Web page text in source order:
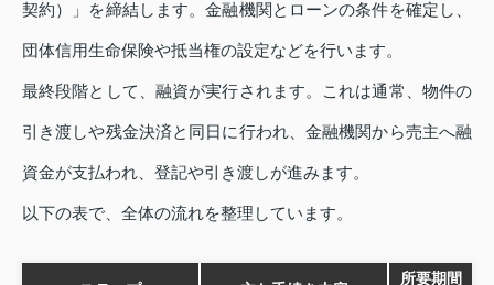
契約）」を締結します。金融機関とローンの条件を確定し、
団体信用生命保険や抵当権の設定などを行います。
最終段階として、融資が実行されます。これは通常、物件の
引き渡しや残金決済と同日に行われ、金融機関から売主へ融
資金が支払われ、登記や引き渡しが進みます。
以下の表で、全体の流れを整理しています。
所要期間